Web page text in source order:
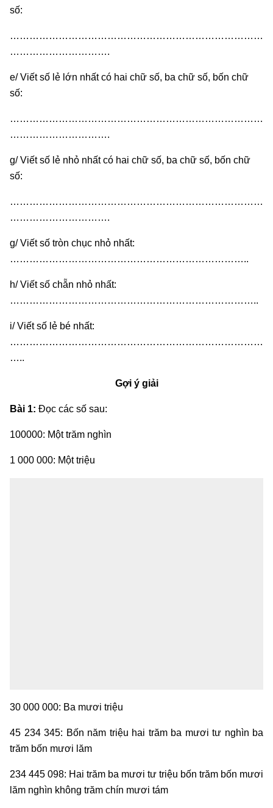
số:
……………………………………………………………………
………………………….
e/ Viết số lẻ lớn nhất có hai chữ số, ba chữ số, bốn chữ
số:
……………………………………………………………………
………………………….
g/ Viết số lẻ nhỏ nhất có hai chữ số, ba chữ số, bốn chữ
số:
……………………………………………………………………
………………………….
g/ Viết số tròn chục nhỏ nhất:
………………………………………………………………..
h/ Viết số chẵn nhỏ nhất:
…………………………………………………………………..
i/ Viết số lẻ bé nhất:
……………………………………………………………………
…..
Gợi ý giải
Bài 1: Đọc các số sau:
100000: Một trăm nghìn
1 000 000: Một triệu
30 000 000: Ba mươi triệu
45 234 345: Bốn năm triệu hai trăm ba mươi tư nghìn ba
trăm bốn mươi lăm
234 445 098: Hai trăm ba mươi tư triệu bốn trăm bốn mươi
lăm nghìn không trăm chín mươi tám